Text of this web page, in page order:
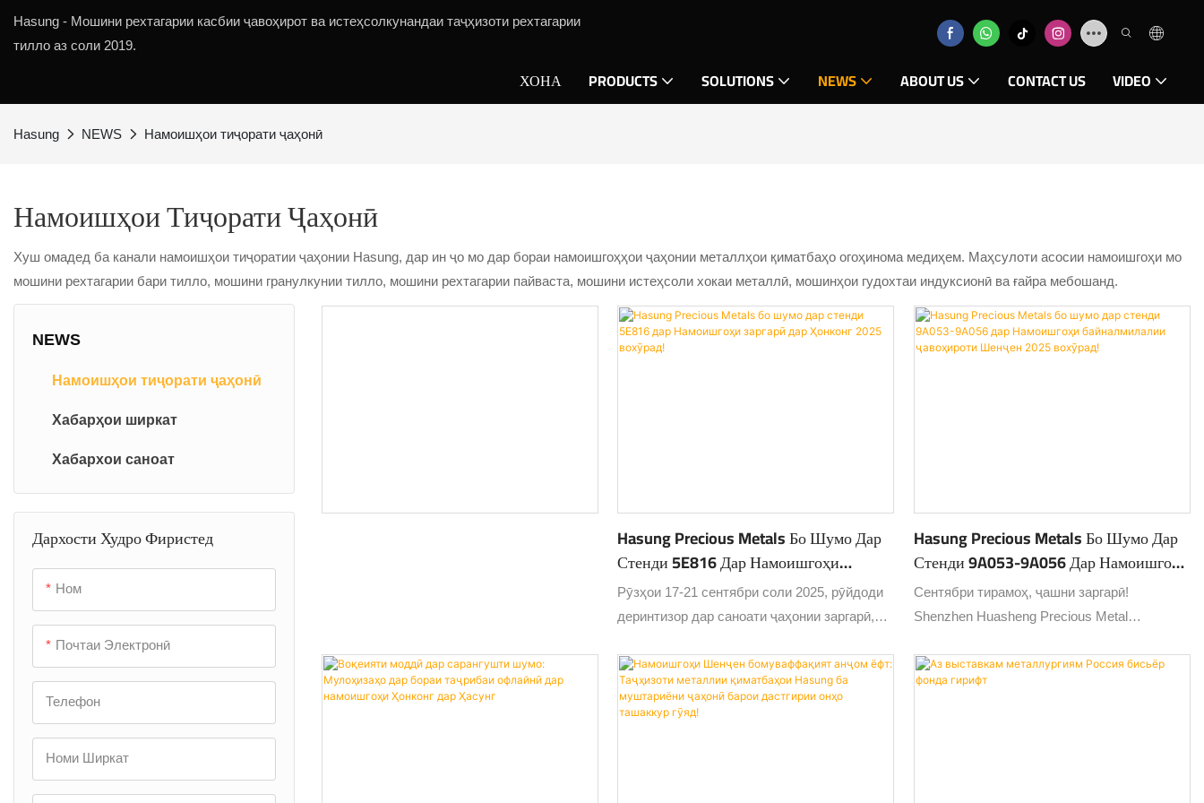
Hasung - Мошини рехтагарии касбии ҷавоҳирот ва истеҳсолкунандаи таҷҳизоти рехтагарии
тилло аз соли 2019.
ХОНА PRODUCTS SOLUTIONS NEWS ABOUT US CONTACT US VIDEO
Hasung NEWS Намоишҳои тиҷорати ҷаҳонӣ
Намоишҳои Тиҷорати Ҷаҳонӣ
Хуш омадед ба канали намоишҳои тиҷоратии ҷаҳонии Hasung, дар ин ҷо мо дар бораи намоишгоҳҳои ҷаҳонии металлҳои қиматбаҳо огоҳинома медиҳем. Маҳсулоти асосии намоишгоҳи мо
мошини рехтагарии бари тилло, мошини гранулкунии тилло, мошини рехтагарии пайваста, мошини истеҳсоли хокаи металлӣ, мошинҳои гудохтаи индуксионӣ ва ғайра мебошанд.
NEWS
Намоишҳои тиҷорати ҷаҳонӣ
Хабарҳои ширкат
Хабархои саноат
Дархости Худро Фиристед
Ном
Почтаи Электронӣ
Телефон
Номи Ширкат
Hasung Precious Metals Бо Шумо Дар
Стенди 5E816 Дар Намоишгоҳи
Заргарӣ Дар Ҳонконг 2025 Вохӯрад!
Рӯзҳои 17-21 сентябри соли 2025, рӯйдоди
деринтизор дар саноати ҷаҳонии заргарӣ,
Ҳонконг бори дигар оғоз меёбад! Ҳамчун як
корхонаи пешбари соҳаи истеҳсоли
таҷҳизоти металлҳои қиматбаҳо, Shenzhen
Hasung Precious Metals Бо Шумо Дар
Стенди 9A053-9A056 Дар Намоишгоҳи
Байналмилалии Ҷавоҳироти Шенҷен
2025 Вохӯрад!
Сентябри тирамоҳ, ҷашни заргарӣ!
Shenzhen Huasheng Precious Metal
самимона даъват мекунад, ки дар
Намоишгоҳи байналмилалии ҷавоҳироти